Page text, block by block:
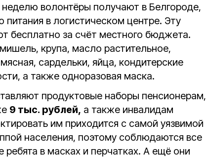
волонтёры получают в Белгороде,
питания в логистическом центре. Эту
бесплатно за счёт местного бюджета.
крупа, масло растительное,
сардельки, яйца, кондитерские
а также одноразовая маска.
продуктовые наборы пенсионерам,
9 тыс. рублей, а также инвалидам
им приходится с самой уязвимой
населения, поэтому соблюдаются все
в масках и перчатках. А ещё они